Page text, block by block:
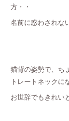
方・・
名前に惑わされな
猫背の姿勢で、ち
トレートネックに
お世辞でもきれい